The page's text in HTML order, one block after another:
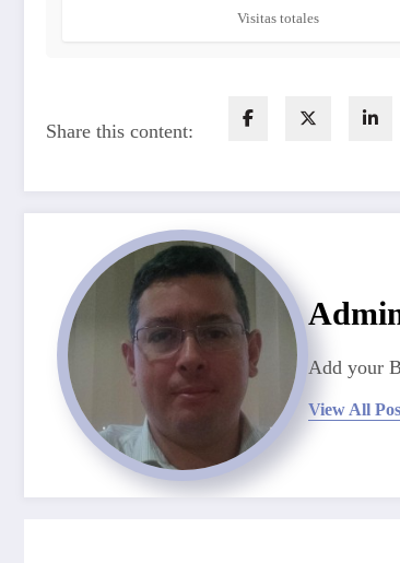
Visitas totales
Share this content:
Add your
View All